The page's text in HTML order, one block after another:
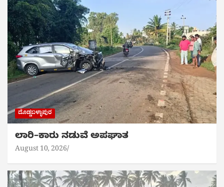
ದೊಡ್ಡಬಳ್ಳಾಪುರ
ಲಾರಿ–ಕಾರು ನಡುವೆ ಅಪಘಾತ
August 10, 2026